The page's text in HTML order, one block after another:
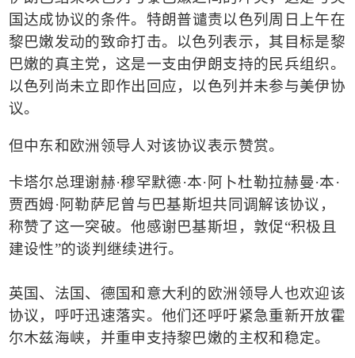
国达成协议的条件。 特朗普谴责以色列周日上午在
黎巴嫩发动的致命打击。以色列表示，其目标是黎
巴嫩的真主党，这是一支由伊朗支持的民兵组织。
以色列尚未立即作出回应，以色列并未参与美伊协
议。
但中东和欧洲领导人对该协议表示赞赏。
卡塔尔总理谢赫·穆罕默德·本· 阿卜杜勒拉赫曼·本·
贾西姆·阿勒萨尼曾与巴基斯坦共同调解该协议，
称赞了这一突破。他感谢巴基斯坦，敦促“积极且
建设性”的谈判继续进行。
英国、法国、德国和意大利的欧洲领导人也欢迎该
协议，呼吁迅速落实。他们还呼吁紧急重新开放霍
尔木兹海峡，并重申支持黎巴嫩的主权和稳定。